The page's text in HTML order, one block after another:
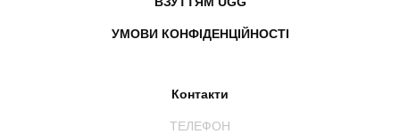
УМОВИ КОНФІДЕНЦІЙНОСТІ
Контакти
ТЕЛЕФОН